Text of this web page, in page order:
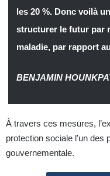
les 20 %. Donc voilà
structurer le futur par
maladie, par rapport
BENJAMIN
À travers ces mesures,
protection sociale l’un
gouvernementale.